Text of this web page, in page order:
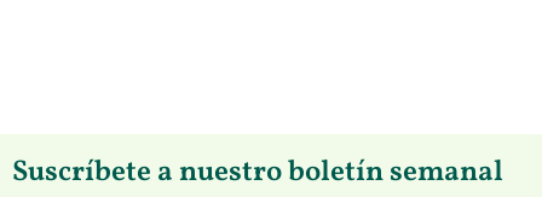
Suscríbete a nuestro boletín semanal